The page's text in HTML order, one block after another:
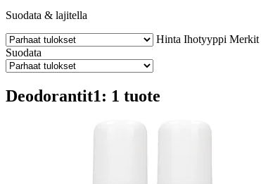
Suodata & lajitella
Hinta Ihotyyppi Merkit
Suodata
Deodorantit1: 1 tuote